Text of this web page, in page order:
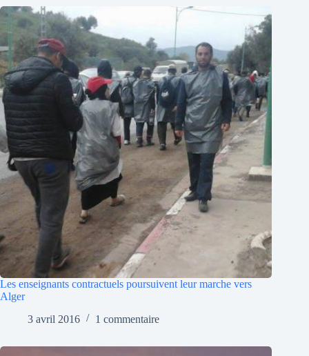
Les enseignants contractuels poursuivent leur marche vers
Alger
3 avril 2016
1 commentaire